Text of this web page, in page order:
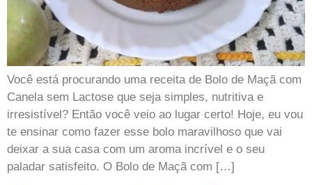
Você está procurando uma receita de Bolo de Maçã com
Canela sem Lactose que seja simples, nutritiva e
irresistível? Então você veio ao lugar certo! Hoje, eu vou
te ensinar como fazer esse bolo maravilhoso que vai
deixar a sua casa com um aroma incrível e o seu
paladar satisfeito. O Bolo de Maçã com […]